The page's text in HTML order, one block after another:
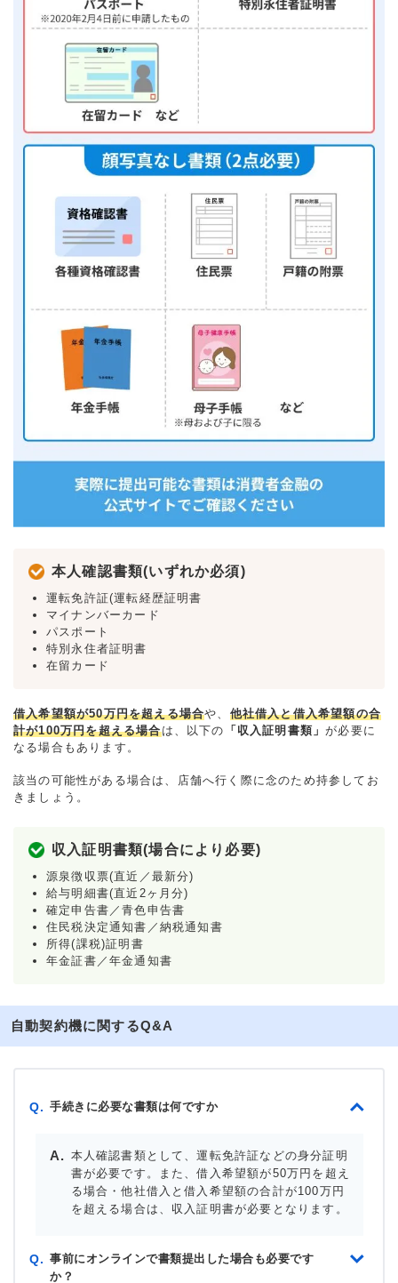
本人確認書類(いずれか必須)
運転免許証(運転経歴証明書
マイナンバーカード
パスポート
特別永住者証明書
在留カード
借入希望額が50万円を超える場合や、 他社借入と借入希望額の合
計が100万円を超える場合は、以下の 「収入証明書類」が必要に
なる場合もあります。
該当の可能性がある場合は、店舗へ行く際に念のため持参してお
きましょう。
収入証明書類(場合により必要)
源泉徴収票(直近／最新分)
給与明細書(直近2ヶ月分)
確定申告書／青色申告書
住民税決定通知書／納税通知書
所得(課税)証明書
年金証書／年金通知書
自動契約機に関するQ&A
Q. 手続きに必要な書類は何ですか
本人確認書類として、運転免許証などの身分証明
書が必要です。また、借入希望額が50万円を超え
る場合・他社借入と借入希望額の合計が100万円
を超える場合は、収入証明書が必要となります。
Q. 事前にオンラインで書類提出した場合も必要です
か？